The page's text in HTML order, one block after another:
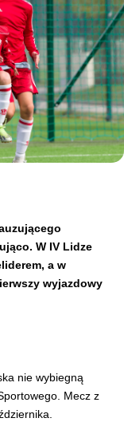
W IV Lidze
a w
wyjazdowy
nie wybiegną
Mecz z